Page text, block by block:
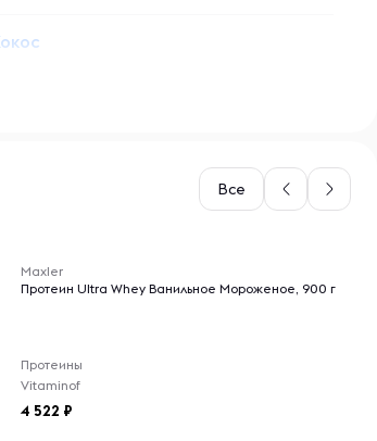
Все
Maxler
Протеин Ultra Whey Ванильное Мороженое, 900 г
Протеины
Vitaminof
4 522